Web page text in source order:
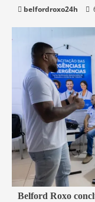
belfordroxo24h
2 min read
Belford Roxo